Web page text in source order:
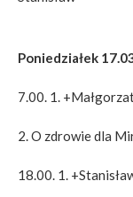
Poniedziałek
7.00. 1.
2. O zdrowie dla
18.00. 1.